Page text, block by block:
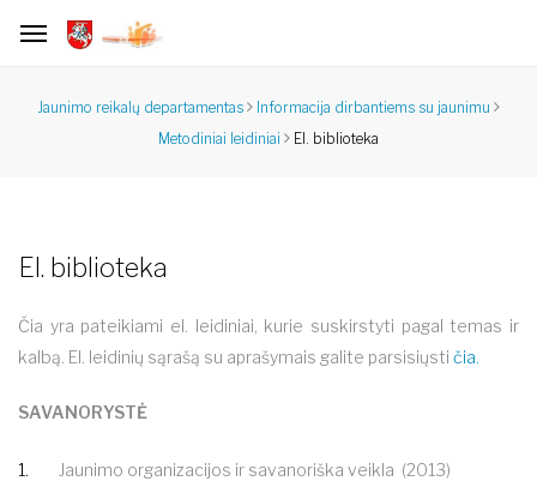
Jaunimo reikalų departamentas
Informacija dirbantiems su jaunimu
Metodiniai leidiniai
El. biblioteka
El. biblioteka
Čia yra pateikiami el. leidiniai, kurie suskirstyti pagal temas ir
kalbą. El. leidinių sąrašą su aprašymais galite parsisiųsti čia.
SAVANORYSTĖ
Jaunimo organizacijos ir savanoriška veikla (2013)